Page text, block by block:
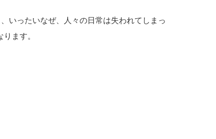
いったいなぜ、人々の日常は失われてしまっ
ます。